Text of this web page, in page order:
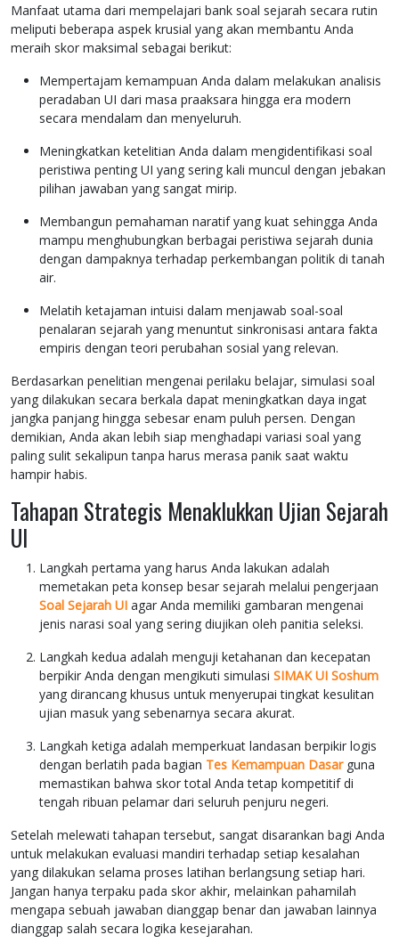
Manfaat utama dari mempelajari bank soal sejarah secara rutin
meliputi beberapa aspek krusial yang akan membantu Anda
meraih skor maksimal sebagai berikut:
Mempertajam kemampuan Anda dalam melakukan analisis
peradaban UI dari masa praaksara hingga era modern
secara mendalam dan menyeluruh.
Meningkatkan ketelitian Anda dalam mengidentifikasi soal
peristiwa penting UI yang sering kali muncul dengan jebakan
pilihan jawaban yang sangat mirip.
Membangun pemahaman naratif yang kuat sehingga Anda
mampu menghubungkan berbagai peristiwa sejarah dunia
dengan dampaknya terhadap perkembangan politik di tanah
air.
Melatih ketajaman intuisi dalam menjawab soal-soal
penalaran sejarah yang menuntut sinkronisasi antara fakta
empiris dengan teori perubahan sosial yang relevan.
Berdasarkan penelitian mengenai perilaku belajar, simulasi soal
yang dilakukan secara berkala dapat meningkatkan daya ingat
jangka panjang hingga sebesar enam puluh persen. Dengan
demikian, Anda akan lebih siap menghadapi variasi soal yang
paling sulit sekalipun tanpa harus merasa panik saat waktu
hampir habis.
Tahapan Strategis Menaklukkan Ujian Sejarah
UI
Langkah pertama yang harus Anda lakukan adalah
memetakan peta konsep besar sejarah melalui pengerjaan
Soal Sejarah UI agar Anda memiliki gambaran mengenai
jenis narasi soal yang sering diujikan oleh panitia seleksi.
Langkah kedua adalah menguji ketahanan dan kecepatan
berpikir Anda dengan mengikuti simulasi SIMAK UI Soshum
yang dirancang khusus untuk menyerupai tingkat kesulitan
ujian masuk yang sebenarnya secara akurat.
Langkah ketiga adalah memperkuat landasan berpikir logis
dengan berlatih pada bagian Tes Kemampuan Dasarguna
memastikan bahwa skor total Anda tetap kompetitif di
tengah ribuan pelamar dari seluruh penjuru negeri.
Setelah melewati tahapan tersebut, sangat disarankan bagi Anda
untuk melakukan evaluasi mandiri terhadap setiap kesalahan
yang dilakukan selama proses latihan berlangsung setiap hari.
Jangan hanya terpaku pada skor akhir, melainkan pahamilah
mengapa sebuah jawaban dianggap benar dan jawaban lainnya
dianggap salah secara logika kesejarahan.